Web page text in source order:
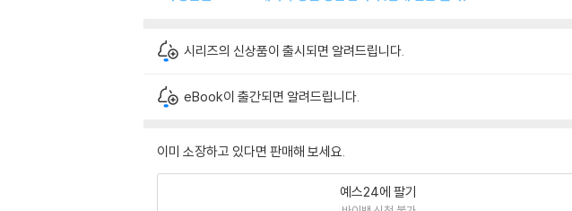
시리즈의 신상품이 출시되면 알려드립니다.
eBook이 출간되면 알려드립니다.
이미 소장하고 있다면 판매해 보세요.
예스24에 팔기